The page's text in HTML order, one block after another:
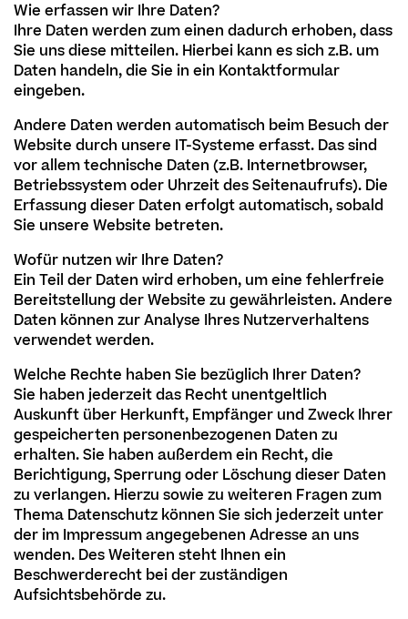
Wie erfassen wir Ihre Daten?
Ihre Daten werden zum einen dadurch erhoben, dass
Sie uns diese mitteilen. Hierbei kann es sich z.B. um
Daten handeln, die Sie in ein Kontaktformular
eingeben.
Andere Daten werden automatisch beim Besuch der
Website durch unsere IT-Systeme erfasst. Das sind
vor allem technische Daten (z.B. Internetbrowser,
Betriebssystem oder Uhrzeit des Seitenaufrufs). Die
Erfassung dieser Daten erfolgt automatisch, sobald
Sie unsere Website betreten.
Wofür nutzen wir Ihre Daten?
Ein Teil der Daten wird erhoben, um eine fehlerfreie
Bereitstellung der Website zu gewährleisten. Andere
Daten können zur Analyse Ihres Nutzerverhaltens
verwendet werden.
Welche Rechte haben Sie bezüglich Ihrer Daten?
Sie haben jederzeit das Recht unentgeltlich
Auskunft über Herkunft, Empfänger und Zweck Ihrer
gespeicherten personenbezogenen Daten zu
erhalten. Sie haben außerdem ein Recht, die
Berichtigung, Sperrung oder Löschung dieser Daten
zu verlangen. Hierzu sowie zu weiteren Fragen zum
Thema Datenschutz können Sie sich jederzeit unter
der im Impressum angegebenen Adresse an uns
wenden. Des Weiteren steht Ihnen ein
Beschwerderecht bei der zuständigen
Aufsichtsbehörde zu.